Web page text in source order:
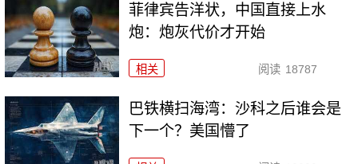
菲律宾告洋状，中国直接上水
炮：炮灰代价才开始
相关 阅读 18787
巴铁横扫海湾：沙科之后谁会是
下一个？美国懵了